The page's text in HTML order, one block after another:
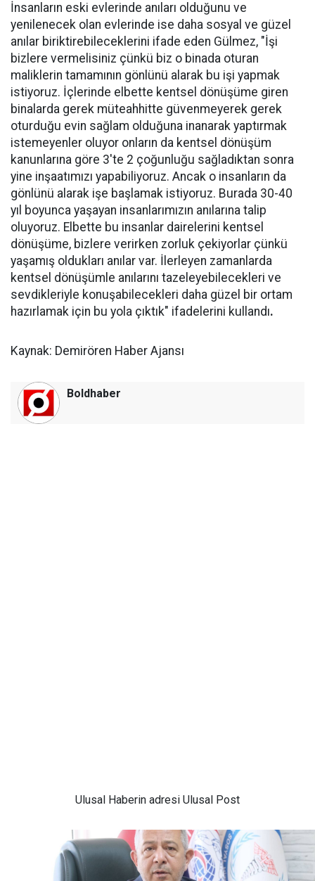
İnsanların eski evlerinde anıları olduğunu ve
yenilenecek olan evlerinde ise daha sosyal ve güzel
anılar biriktirebileceklerini ifade eden Gülmez, "İşi
bizlere vermelisiniz çünkü biz o binada oturan
maliklerin tamamının gönlünü alarak bu işi yapmak
istiyoruz. İçlerinde elbette kentsel dönüşüme giren
binalarda gerek müteahhitte güvenmeyerek gerek
oturduğu evin sağlam olduğuna inanarak yaptırmak
istemeyenler oluyor onların da kentsel dönüşüm
kanunlarına göre 3'te 2 çoğunluğu sağladıktan sonra
yine inşaatımızı yapabiliyoruz. Ancak o insanların da
gönlünü alarak işe başlamak istiyoruz. Burada 30-40
yıl boyunca yaşayan insanlarımızın anılarına talip
oluyoruz. Elbette bu insanlar dairelerini kentsel
dönüşüme, bizlere verirken zorluk çekiyorlar çünkü
yaşamış oldukları anılar var. İlerleyen zamanlarda
kentsel dönüşümle anılarını tazeleyebilecekleri ve
sevdikleriyle konuşabilecekleri daha güzel bir ortam
hazırlamak için bu yola çıktık" ifadelerini kullandı.
Kaynak: Demirören Haber Ajansı
Boldhaber
Ulusal Haberin adresi Ulusal Post